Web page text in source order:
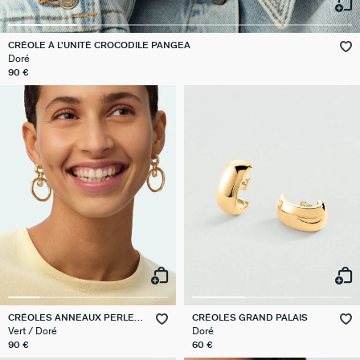
GÉNÉRATION AGATHA
SUR LA PEAU
CRÉOLE À L'UNITÉ CROCODILE PANGEA
Doré
90 €
CRÉOLES ANNEAUX PERLES
PANGEA
Vert / Doré
90 €
CRÉOLES GRAND PALAIS
Doré
60 €